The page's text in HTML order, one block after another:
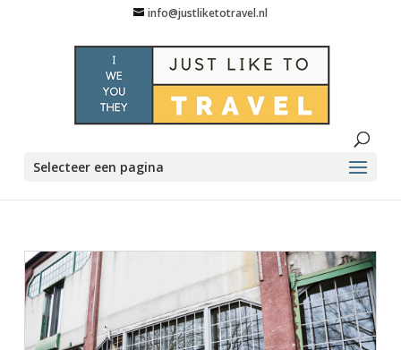
info@justliketotravel.nl
Selecteer een pagina